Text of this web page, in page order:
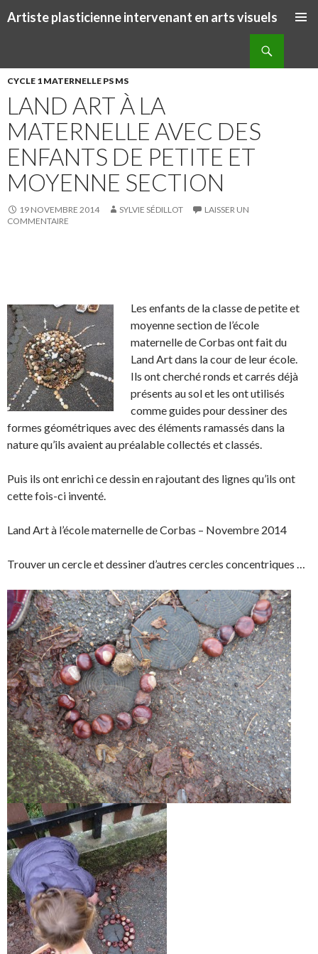
Artiste plasticienne intervenant en arts visuels
CYCLE 1 MATERNELLE PS MS
LAND ART À LA
MATERNELLE AVEC DES
ENFANTS DE PETITE ET
MOYENNE SECTION
19 NOVEMBRE 2014 SYLVIE SÉDILLOT
LAISSER UN
COMMENTAIRE
a
r
e
o
n
F
a
c
e
o
o
.
a
r
e
o
n
T
w
i
t
e
r
r
t
a
g
e
r
s
u
r
i
e
I
i
n
g
l
e
r
!
Les enfants de la classe de petite et
moyenne section de l’école
maternelle de Corbas ont fait du
Land Art dans la cour de leur école.
Ils ont cherché ronds et carrés déjà
présents au sol et les ont utilisés
comme guides pour dessiner des
formes géométriques avec des éléments ramassés dans la
nature qu’ils avaient au préalable collectés et classés.
Puis ils ont enrichi ce dessin en rajoutant des lignes qu’ils ont
cette fois-ci inventé.
Land Art à l’école maternelle de Corbas – Novembre 2014
Trouver un cercle et dessiner d’autres cercles concentriques …